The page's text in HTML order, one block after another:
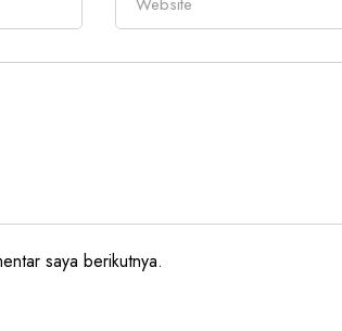
saya berikutnya.